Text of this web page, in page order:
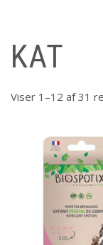
KAT
Viser 1–12 af 31